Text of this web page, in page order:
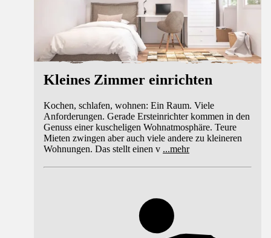
Kleines Zimmer einrichten
Kochen, schlafen, wohnen: Ein Raum. Viele
Anforderungen. Gerade Ersteinrichter kommen in den
Genuss einer kuscheligen Wohnatmosphäre. Teure
Mieten zwingen aber auch viele andere zu kleineren
Wohnungen. Das stellt einen v ...mehr